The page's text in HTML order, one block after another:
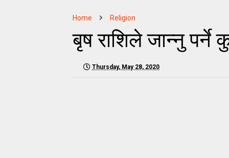
Home Religion
बृष राशिले जान्नु पर्ने
Thursday, May 28, 2020